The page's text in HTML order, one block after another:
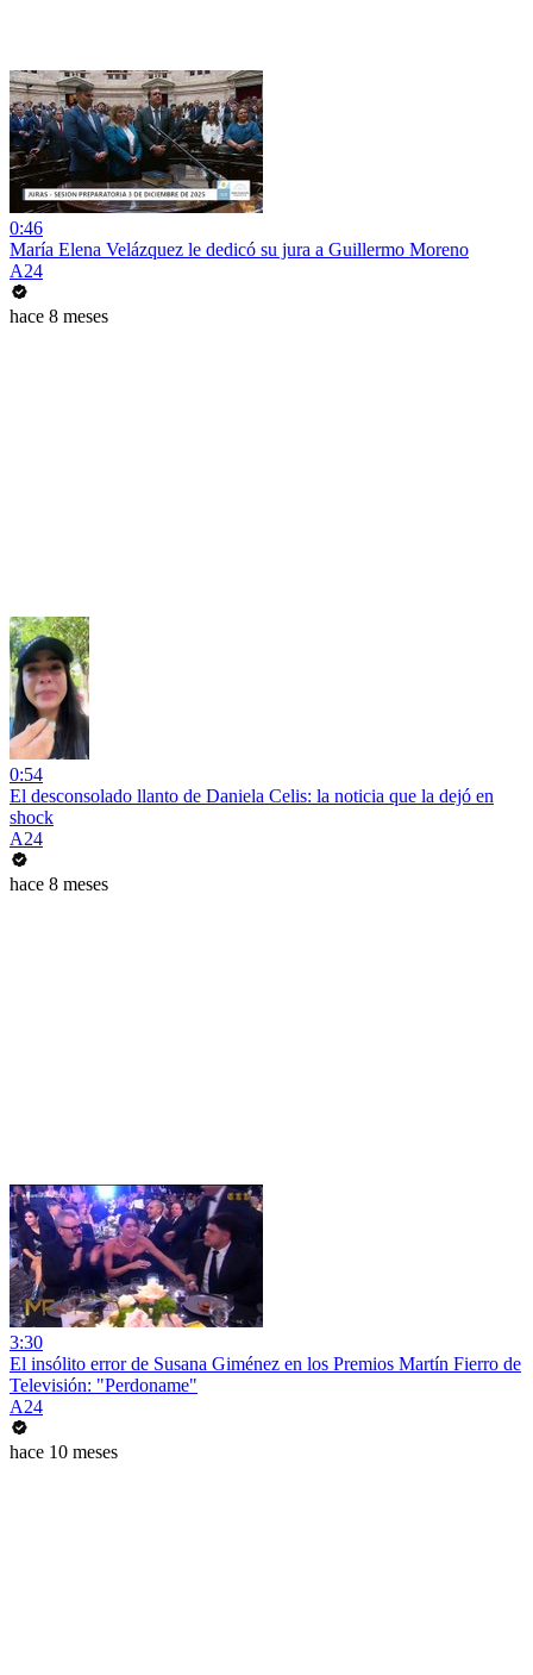
0:46
María Elena Velázquez le dedicó su jura a Guillermo Moreno
A24
hace 8 meses
0:54
El desconsolado llanto de Daniela Celis: la noticia que la dejó en
shock
A24
hace 8 meses
3:30
El insólito error de Susana Giménez en los Premios Martín Fierro de
Televisión: "Perdoname"
A24
hace 10 meses